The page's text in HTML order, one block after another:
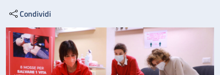
Condividi